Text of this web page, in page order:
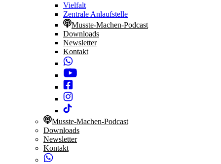
Vielfalt
Zentrale Anlaufstelle
Musste-Machen-Podcast
Downloads
Newsletter
Kontakt
Musste-Machen-Podcast
Downloads
Newsletter
Kontakt